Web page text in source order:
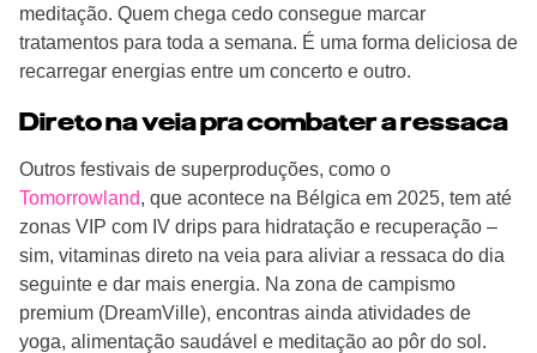
meditação. Quem chega cedo consegue marcar
tratamentos para toda a semana. É uma forma deliciosa de
recarregar energias entre um concerto e outro.
Direto na veia pra combater a ressaca
Outros festivais de superproduções, como o
Tomorrowland, que acontece na Bélgica em 2025, tem até
zonas VIP com IV drips para hidratação e recuperação –
sim, vitaminas direto na veia para aliviar a ressaca do dia
seguinte e dar mais energia. Na zona de campismo
premium (DreamVille), encontras ainda atividades de
yoga, alimentação saudável e meditação ao pôr do sol.